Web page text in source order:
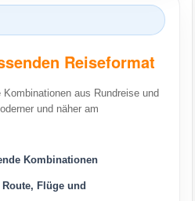
Reiseformat
aus Rundreise und
und näher am
Kombinationen
Flüge und